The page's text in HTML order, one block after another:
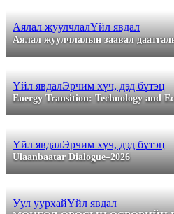
Аялал жуулчлалҮйл явдал
Аялал жуулчлалын заавал
Үйл явдалЭрчим хүч, дэд бүтэц
Energy Transition: Technology and
Үйл явдалЭрчим хүч, дэд бүтэц
Ulaanbaatar Dialogue–2026
Уул уурхайҮйл явдал